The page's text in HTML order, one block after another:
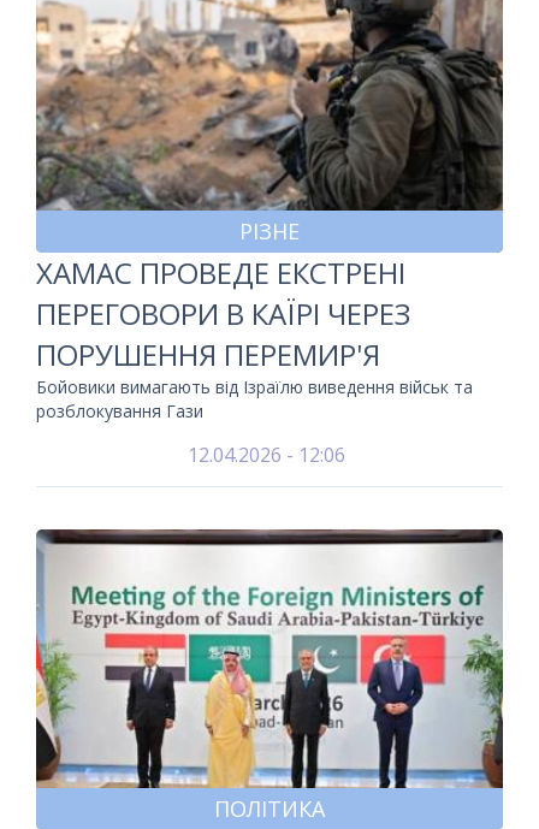
РІЗНЕ
ХАМАС ПРОВЕДЕ ЕКСТРЕНІ
ПЕРЕГОВОРИ В КАЇРІ ЧЕРЕЗ
ПОРУШЕННЯ ПЕРЕМИР'Я
Бойовики вимагають від Ізраїлю виведення військ та
розблокування Гази
12.04.2026 - 12:06
ПОЛІТИКА